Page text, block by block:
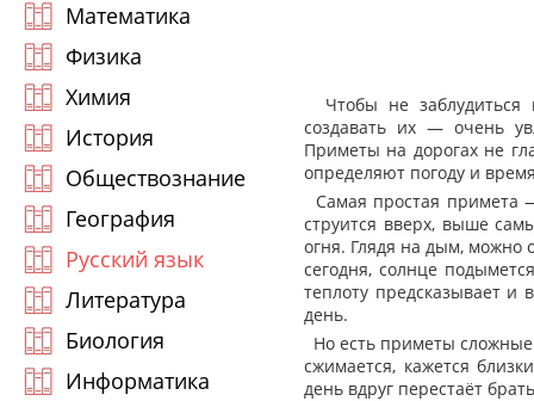
Математика
Физика
Химия
История
Обществознание
География
Русский язык
Литература
Биология
Информатика
Чтобы не заблудиться
создавать их — очень
Приметы на дорогах не
определяют погоду и
Самая простая примета
струится вверх, выше
огня. Глядя на дым, можно
сегодня, солнце
теплоту предсказывает
день.
Но есть приметы
сжимается, кажется
день вдруг перестаёт